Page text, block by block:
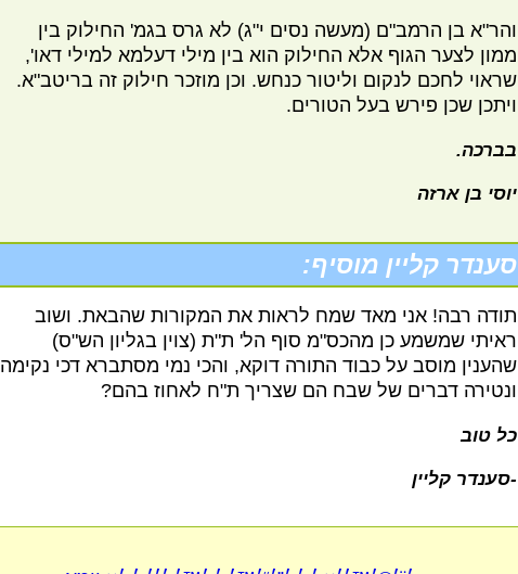
והר"א בן הרמב"ם (מעשה נסים י"ג) לא גרס בגמ' החילוק בין
ממון לצער הגוף אלא החילוק הוא בין מילי דעלמא למילי דאו',
שראוי לחכם לנקום וליטור כנחש. וכן מוזכר חילוק זה בריטב"א.
ויתכן שכן פירש בעל הטורים.
בברכה.
יוסי בן ארזה
סענדר קליין מוסיף:
תודה רבה! אני מאד שמח לראות את המקורות שהבאת. ושוב
ראיתי שמשמע כן מהכס"מ סוף הל' ת"ת (צוין בגליון הש"ס)
שהענין מוסב על כבוד התורה דוקא, והכי נמי מסתברא דכי נקימה
ונטירה דברים של שבח הם שצריך ת"ח לאחוז בהם?
כל טוב
-סענדר קליין